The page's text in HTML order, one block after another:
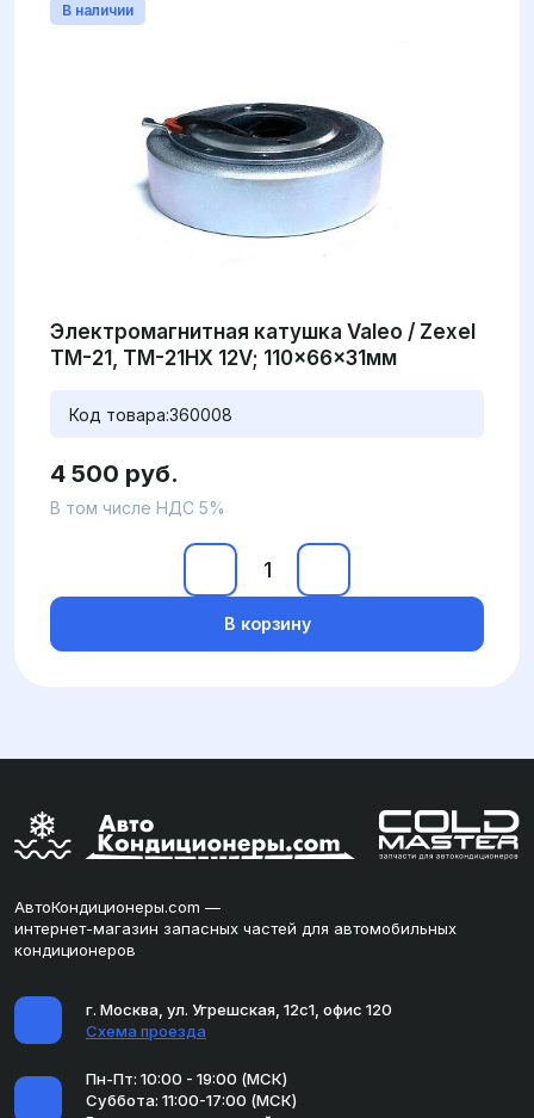
В наличии
Электромагнитная катушка Valeo / Zexel
TM-21, TM-21HX 12V; 110x66x31мм
Код товара:360008
4 500 руб.
В том числе НДС 5%
В корзину
АвтоКондиционеры.com —
интернет-магазин запасных частей для автомобильных
кондиционеров
г. Москва, ул. Угрешская, 12с1, офис 120
Схема проезда
Пн-Пт: 10:00 - 19:00 (МСК)
Суббота: 11:00-17:00 (МСК)